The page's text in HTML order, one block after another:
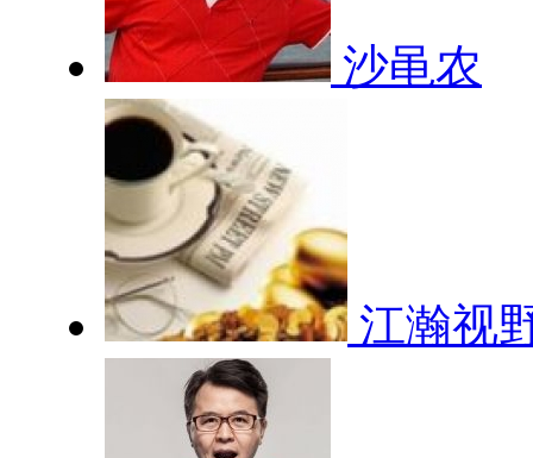
沙黾农
江瀚视